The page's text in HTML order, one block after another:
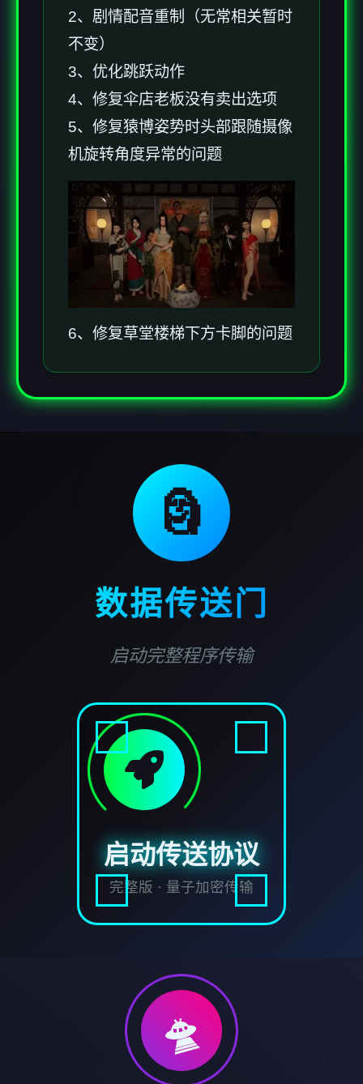
2、剧情配音重制（无常相关暂时
不变）
3、优化跳跃动作
4、修复伞店老板没有卖出选项
5、修复猿博姿势时头部跟随摄像
机旋转角度异常的问题
6、修复草堂楼梯下方卡脚的问题
🗿
数据传送门
启动完整程序传输
启动传送协议
完整版 · 量子加密传输
🛸